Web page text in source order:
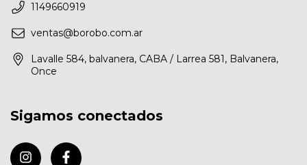
1149660919
ventas@borobo.com.ar
Lavalle 584, balvanera, CABA / Larrea 581, Balvanera,
Once
Sigamos conectados